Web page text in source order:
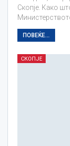
Скопје. Како
ПОВЕЌЕ...
СКОПЈЕ